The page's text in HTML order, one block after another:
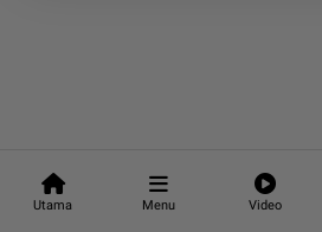
Utama Menu Video